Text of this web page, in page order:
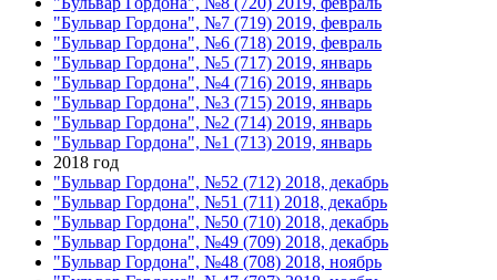
"Бульвар Гордона", №7 (719) 2019, февраль
"Бульвар Гордона", №6 (718) 2019, февраль
"Бульвар Гордона", №5 (717) 2019, январь
"Бульвар Гордона", №4 (716) 2019, январь
"Бульвар Гордона", №3 (715) 2019, январь
"Бульвар Гордона", №2 (714) 2019, январь
"Бульвар Гордона", №1 (713) 2019, январь
2018 год
"Бульвар Гордона", №52 (712) 2018, декабрь
"Бульвар Гордона", №51 (711) 2018, декабрь
"Бульвар Гордона", №50 (710) 2018, декабрь
"Бульвар Гордона", №49 (709) 2018, декабрь
"Бульвар Гордона", №48 (708) 2018, ноябрь